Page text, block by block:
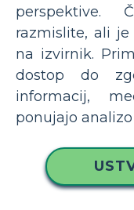
perspektive.
razmislite, ali
na izvirnik.
dostop do
informacij,
ponujajo